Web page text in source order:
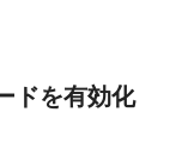
ドを有効化